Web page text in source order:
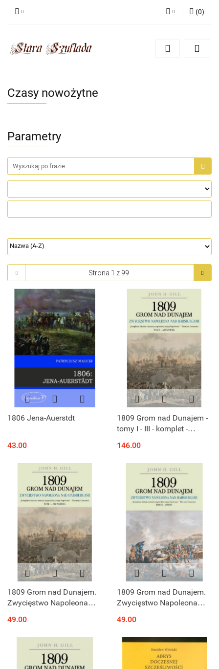
Zarejestruj się
(0)
Czasy nowożytne
Parametry
1806 Jena-Auerstdt
43.00
1809 Grom nad Dunajem -
tomy I - III - komplet -
146.00
1809 Grom nad Dunajem.
Zwycięstwo Napoleona
Abensberg
49.00
1809 Grom nad Dunajem.
Zwycięstwo Napoleona
Aspern
49.00